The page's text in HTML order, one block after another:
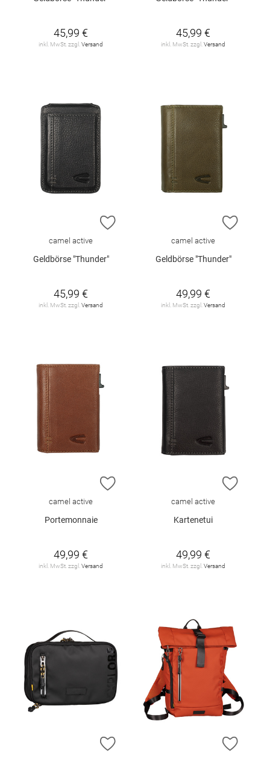
45,99 €
inkl. MwSt. zzgl. Versand
45,99 €
inkl. MwSt. zzgl. Versand
ZUR WUNSCHLISTE HINZUFÜGEN
camel active
Geldbörse "Thunder"
45,99 €
inkl. MwSt. zzgl. Versand
ZUR
camel active
Geldbörse "Thunder"
49,99 €
inkl. MwSt. zzgl. Versand
ZUR WUNSCHLISTE HINZUFÜGEN
camel active
Portemonnaie
49,99 €
inkl. MwSt. zzgl. Versand
ZUR
camel active
Kartenetui
49,99 €
inkl. MwSt. zzgl. Versand
ZUR WUNSCHLISTE HINZUFÜGEN
ZUR